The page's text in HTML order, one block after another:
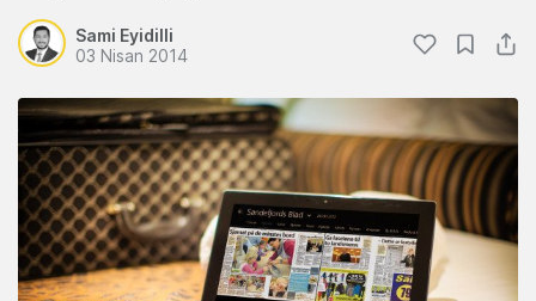
Sami Eyidilli
03 Nisan 2014